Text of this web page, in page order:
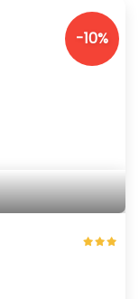
-10%